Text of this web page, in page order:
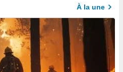
À la une